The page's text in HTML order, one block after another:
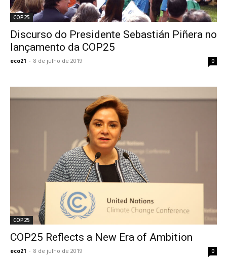
COP25
Discurso do Presidente Sebastián Piñera no
lançamento da COP25
eco21 - 8 de julho de 2019 0
COP25
COP25 Reflects a New Era of Ambition
eco21 - 8 de julho de 2019 0